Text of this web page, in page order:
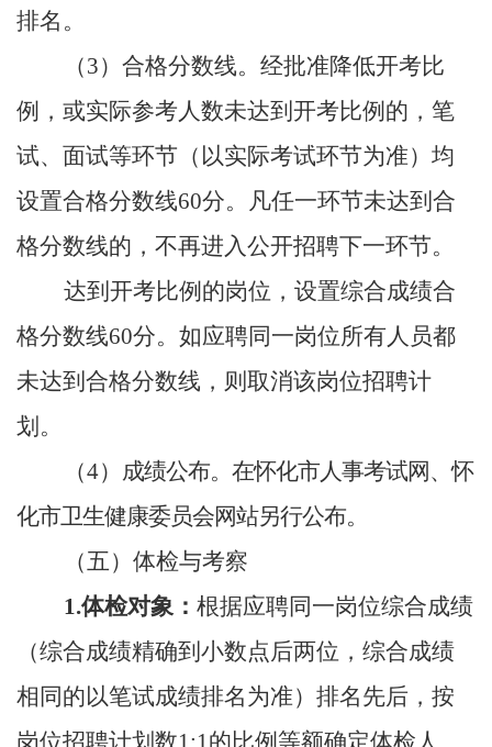
排名。
（3） 合格分数线。经批准降低开考比
例，或实际参考人数未达到开考比例的，笔
试、面试等环节（以实际考试环节为准）均
设置合格分数线60分。凡任一环节未达到合
格分数线的，不再进入公开招聘下一环节。
达到开考比例的岗位，设置综合成绩合
格分数线60分。如应聘同一岗位所有人员都
未达到合格分数线，则取消该岗位招聘计
划。
（4） 成绩公布。在怀化市人事考试网、怀
化市卫生健康委员会网站另行公布。
（五）体检与考察
1.体检对象： 根据应聘同一岗位综合成绩
（综合成绩精确到小数点后两位，综合成绩
相同的以笔试成绩排名为准）排名先后，按
岗位招聘计划数1:1的比例等额确定体检人